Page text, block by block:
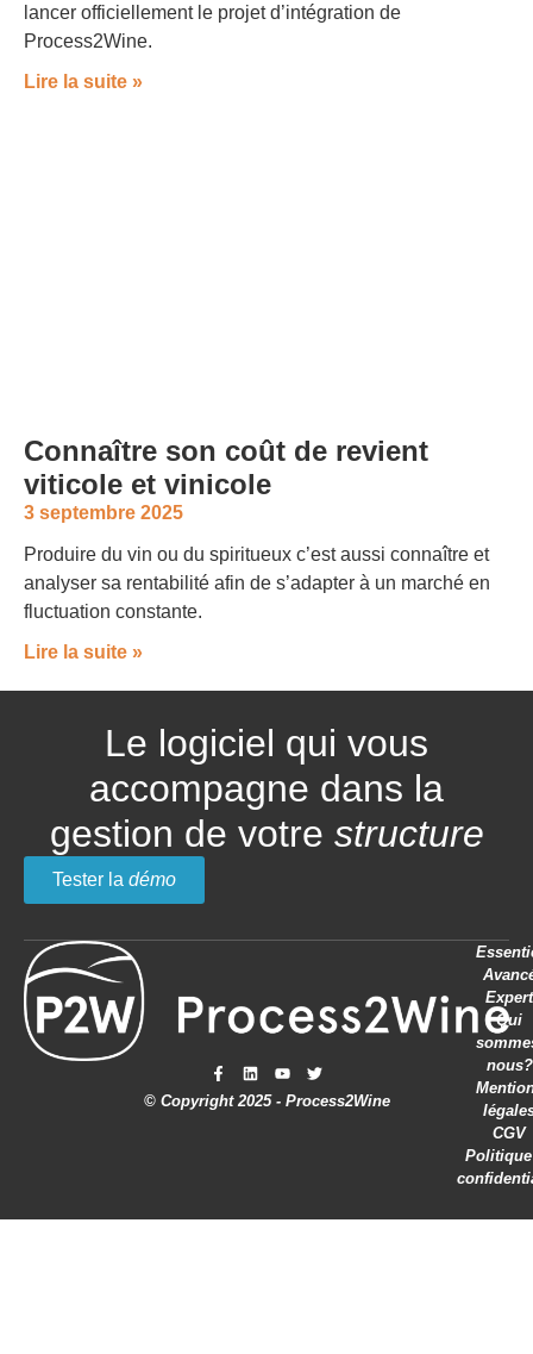
lancer officiellement le projet d’intégration de
Process2Wine.
Lire la suite »
Connaître son coût de revient
viticole et vinicole
3 septembre 2025
Produire du vin ou du spiritueux c’est aussi connaître et
analyser sa rentabilité afin de s’adapter à un marché en
fluctuation constante.
Lire la suite »
Le logiciel qui vous
accompagne dans la
gestion de votre structure
Tester la démo
© Copyright 2025 - Process2Wine
Expert
Qui
nous?
CGV